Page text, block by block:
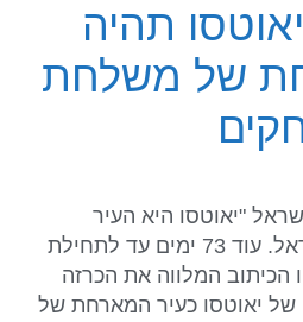
2020: יאוטסו תהיה
של משלחת
"יאוטסו היא העיר
המארחת שלמשלחת ישראל. עוד 73 ימים עד לתחילת
2020" – זהו הכיתוב המלווה את הכרזה
של יאוטסו כעיר המארחת של